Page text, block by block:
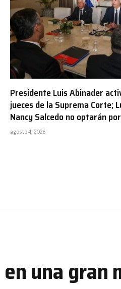
Presidente Luis Abinader
jueces de la Suprema Corte;
Nancy Salcedo no optarán
agosto 4, 2026
una gran